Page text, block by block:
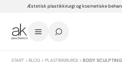
Æstetisk plastikkirurgi og kosmetiske
START >BLOG >PLASTIKKIRURGI >BODY SCULPTING